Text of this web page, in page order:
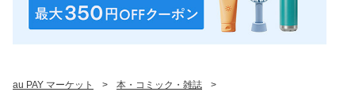
au PAY マーケット > 本・コミック・雑誌
>